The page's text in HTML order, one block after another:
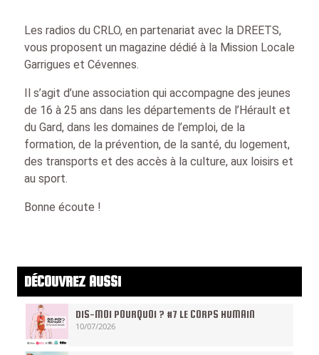
Les radios du CRLO, en partenariat avec la DREETS,
vous proposent un magazine dédié à la Mission Locale
Garrigues et Cévennes.
Il s’agit d’une association qui accompagne des jeunes
de 16 à 25 ans dans les départements de l’Hérault et
du Gard, dans les domaines de l’emploi, de la
formation, de la prévention, de la santé, du logement,
des transports et des accès à la culture, aux loisirs et
au sport.
Bonne écoute !
DÉCOUVREZ AUSSI
DIS-MOI POURQUOI ? #7 LE CORPS HUMAIN
10/07/2026